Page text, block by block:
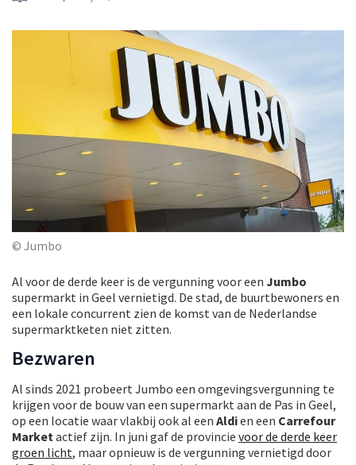
© Jumbo
Al voor de derde keer is de vergunning voor een Jumbo
supermarkt in Geel vernietigd. De stad, de buurtbewoners en
een lokale concurrent zien de komst van de Nederlandse
supermarktketen niet zitten.
Bezwaren
Al sinds 2021 probeert Jumbo een omgevingsvergunning te
krijgen voor de bouw van een supermarkt aan de Pas in Geel,
op een locatie waar vlakbij ook al een Aldien een Carrefour
Marketactief zijn. In juni gaf de provincie voor de derde keer
groen licht, maar opnieuw is de vergunning vernietigd door